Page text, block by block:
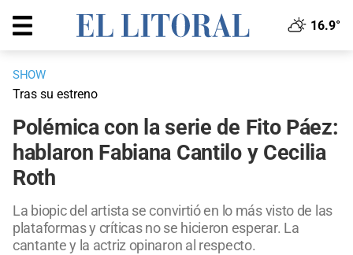
16.9°
SHOW
Tras su estreno
Polémica con la serie de Fito Páez:
hablaron Fabiana Cantilo y Cecilia
Roth
La biopic del artista se convirtió en lo más visto de las
plataformas y críticas no se hicieron esperar. La
cantante y la actriz opinaron al respecto.